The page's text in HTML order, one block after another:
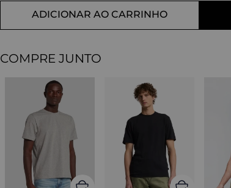
ADICIONAR AO CARRINHO
COMPRE JUNTO